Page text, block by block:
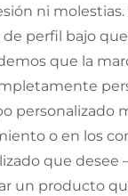
ni
perfil bajo
que la
personalizado
o en los
que
un producto